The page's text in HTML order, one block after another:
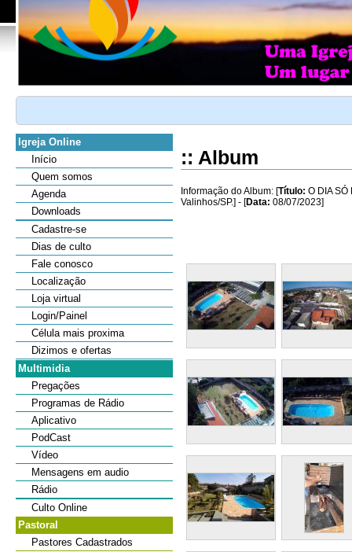
Igreja Online
Início
Quem somos
Agenda
Downloads
Cadastre-se
Dias de culto
Fale conosco
Localização
Loja virtual
Login/Painel
Célula mais proxima
Dizimos e ofertas
Multimidia
Pregações
Programas de Rádio
Aplicativo
PodCast
Vídeo
Mensagens em audio
Rádio
Culto Online
Pastoral
Pastores Cadastrados
:: Album
Informação do Album: [Título: O DIA SÓ
Valinhos/SP.] - [Data: 08/07/2023]